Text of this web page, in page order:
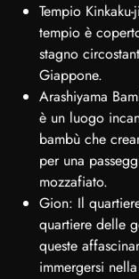
Tempio
tempio è
stagno
Giappone.
Arashiyama
è un luogo
bambù che
per una
mozzafiato.
Gion: Il
quartiere delle
queste
immergersi